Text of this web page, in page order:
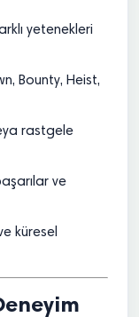
yetenekleri
Bounty, Heist,
rastgele
ve
küresel